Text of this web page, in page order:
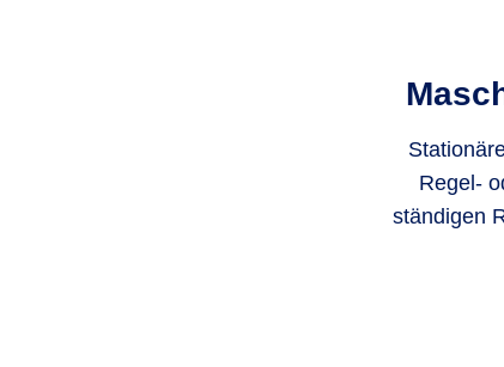
Regel-
ständigen